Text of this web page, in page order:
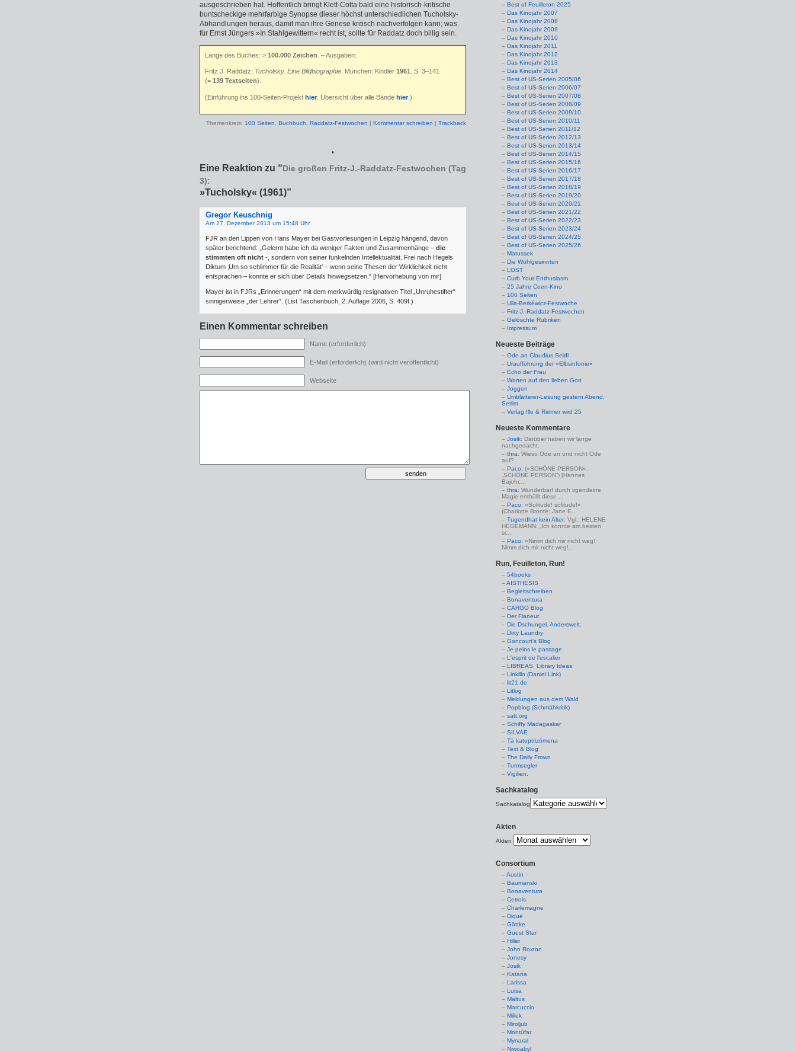
ausgeschrieben hat. Hoffentlich bringt Klett-Cotta bald eine historisch-kritische
buntscheckige mehrfarbige Synopse dieser höchst unterschiedlichen Tucholsky-
Abhandlungen heraus, damit man ihre Genese kritisch nachverfolgen kann; was
für Ernst Jüngers »In Stahlgewittern« recht ist, sollte für Raddatz doch billig sein.
Länge des Buches: > 100.000 Zeichen . – Ausgaben:
Fritz J. Raddatz: Tucholsky. Eine Bildbiographie. München: Kindler 1961 . S. 3–141
(= 139 Textseiten).
(Einführung ins 100-Seiten-Projekt hier. Übersicht über alle Bände hier.)
Themenkreis: 100 Seiten, Buchbuch, Raddatz-Festwochen Kommentar schreiben Trackback
*
Eine Reaktion zu “Die großen Fritz-J.-Raddatz-Festwochen (Tag
3):
»Tucholsky« (1961)”
Gregor Keuschnig
Am 27. Dezember 2013 um 15:48 Uhr
FJR an den Lippen von Hans Mayer bei Gastvorlesungen in Leipzig hängend, davon
später berichtend: „Gelernt habe ich da weniger Fakten und Zusammenhänge – die
stimmten oft nicht -, sondern von seiner funkelnden Intellektualität. Frei nach Hegels
Diktum ‚Um so schlimmer für die Realität‘ – wenn seine Thesen der Wirklichkeit nicht
entsprachen – konnte er sich über Details hinwegsetzen.“ [Hervorhebung von mir]
Mayer ist in FJRs „Erinnerungen“ mit dem merkwürdig resignativen Titel „Unruhestifter“
sinnigerweise „der Lehrer“. (List Taschenbuch, 2. Auflage 2006, S. 409f.)
Einen Kommentar schreiben
Name (erforderlich)
E-Mail (erforderlich) (wird nicht veröffentlicht)
Webseite
Best of Feuilleton 2025
Das Kinojahr 2007
Das Kinojahr 2008
Das Kinojahr 2009
Das Kinojahr 2010
Das Kinojahr 2011
Das Kinojahr 2012
Das Kinojahr 2013
Das Kinojahr 2014
Best of US-Serien 2005/06
Best of US-Serien 2006/07
Best of US-Serien 2007/08
Best of US-Serien 2008/09
Best of US-Serien 2009/10
Best of US-Serien 2010/11
Best of US-Serien 2011/12
Best of US-Serien 2012/13
Best of US-Serien 2013/14
Best of US-Serien 2014/15
Best of US-Serien 2015/16
Best of US-Serien 2016/17
Best of US-Serien 2017/18
Best of US-Serien 2018/19
Best of US-Serien 2019/20
Best of US-Serien 2020/21
Best of US-Serien 2021/22
Best of US-Serien 2022/23
Best of US-Serien 2023/24
Best of US-Serien 2024/25
Best of US-Serien 2025/26
Matussek
Die Wohlgesinnten
LOST
Curb Your Enthusiasm
25 Jahre Coen-Kino
100 Seiten
Ulla-Berkéwicz-Festwoche
Fritz-J.-Raddatz-Festwochen
Gelöschte Rubriken
Impressum
Neueste Beiträge
Ode an Claudius Seidl
Uraufführung der »Elbsinfonie«
Echo der Frau
Warten auf den lieben Gott
Joggen
Umblätterer-Lesung gestern Abend,
Setlist
Verlag Ille & Riemer wird 25
Neueste Kommentare
Josik: Darüber haben wir lange
nachgedacht.
thra: Wieso Ode an und nicht Ode
auf?
Paco: (»SCHÖNE PERSON«,
„SCHÖNE PERSON“) [Hannes
Bajohr,...
thra: Wunderbar! durch irgendeine
Magie enthüllt diese ...
Paco: »Solitude! solitude!«
(Charlotte Brontë: Jane E...
Tugendhat kein Alter: Vgl.: HELENE
HEGEMANN: „Ich konnte am besten
sc...
Paco: »Nimm dich mir nicht weg!
Nimm dich mir nicht weg!...
Run, Feuilleton, Run!
54books
AISTHESIS
Begleitschreiben
Bonaventura
CARGO Blog
Der Flaneur
Die Dschungel. Anderswelt.
Dirty Laundry
Goncourt's Blog
Je peins le passage
L'esprit de l'escalier
LIBREAS. Library Ideas
Linkillo (Daniel Link)
lit21.de
Litlog
Meldungen aus dem Wald
Popblog (Schmähkritik)
satt.org
Schiffy Madagaskar
SILVAE
Tà katoptrizómena
Text & Blog
The Daily Frown
Turmsegler
Vigilien.
Sachkatalog
Sachkatalog
Akten
Akten
Consortium
Austin
Baumanski
Bonaventura
Cetrois
Charlemagne
Dique
Göttke
Guest Star
Hiller
John Roxton
Jonesy
Josik
Katana
Larissa
Luisa
Maltus
Marcuccio
Millek
Miroljub
Montúfar
Mynaral
Niwoabyl